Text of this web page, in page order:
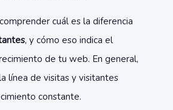
cuál es la diferencia
, y cómo eso indica el
de tu web. En general,
línea de visitas y visitantes
constante.